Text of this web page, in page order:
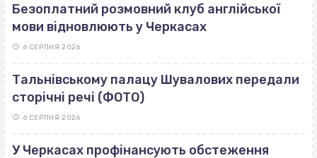
Безоплатний розмовний клуб англійської
мови відновлюють у Черкасах
6 СЕРПНЯ 2026
Тальнівському палацу Шувалових передали
сторічні речі (ФОТО)
6 СЕРПНЯ 2026
У Черкасах профінансують обстеження